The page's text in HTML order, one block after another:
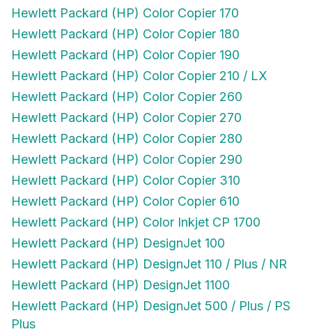
Hewlett Packard (HP) Color Copier 170
Hewlett Packard (HP) Color Copier 180
Hewlett Packard (HP) Color Copier 190
Hewlett Packard (HP) Color Copier 210 / LX
Hewlett Packard (HP) Color Copier 260
Hewlett Packard (HP) Color Copier 270
Hewlett Packard (HP) Color Copier 280
Hewlett Packard (HP) Color Copier 290
Hewlett Packard (HP) Color Copier 310
Hewlett Packard (HP) Color Copier 610
Hewlett Packard (HP) Color Inkjet CP 1700
Hewlett Packard (HP) DesignJet 100
Hewlett Packard (HP) DesignJet 110 / Plus / NR
Hewlett Packard (HP) DesignJet 1100
Hewlett Packard (HP) DesignJet 500 / Plus / PS
Plus